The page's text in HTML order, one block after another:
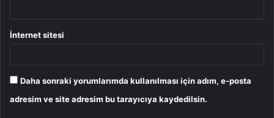
İnternet sitesi
Daha sonraki yorumlarımda kullanılması için adım, e-posta
adresim ve site adresim bu tarayıcıya kaydedilsin.